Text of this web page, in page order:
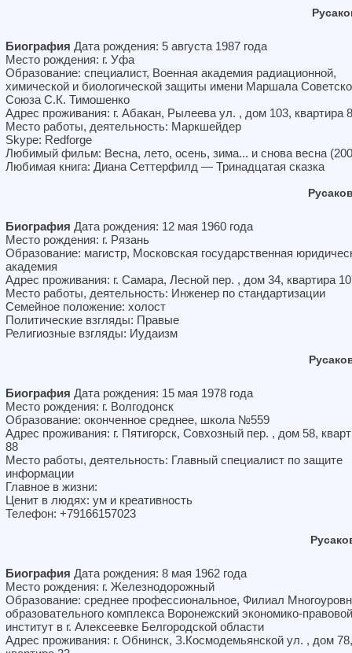
Биография Дата рождения: 5 августа 1987 года
Место рождения: г. Уфа
Образование: специалист, Военная академия радиационной,
химической и биологической защиты имени Маршала
Союза С.К. Тимошенко
Адрес проживания: г. Абакан, Рылеева ул. , дом 103, квартира
Место работы, деятельность: Маркшейдер
Skype: Redforge
Любимый фильм: Весна, лето, осень, зима... и снова весна
Любимая книга: Диана Сеттерфилд — Тринадцатая сказка
Биография Дата рождения: 12 мая 1960 года
Место рождения: г. Рязань
Образование: магистр, Московская государственная
академия
Адрес проживания: г. Самара, Лесной пер. , дом 34, квартира
Место работы, деятельность: Инженер по стандартизации
Семейное положение: холост
Политические взгляды: Правые
Религиозные взгляды: Иудаизм
Биография Дата рождения: 15 мая 1978 года
Место рождения: г. Волгодонск
Образование: оконченное среднее, школа №559
Адрес проживания: г. Пятигорск, Совхозный пер. , дом 58,
88
Место работы, деятельность: Главный специалист по защите
информации
Главное в жизни:
Ценит в людях: ум и креативность
Телефон: +79166157023
Биография Дата рождения: 8 мая 1962 года
Место рождения: г. Железнодорожный
Образование: среднее профессиональное, Филиал
образовательного комплекса Воронежский экономико-правовой
институт в г. Алексеевке Белгородской области
Адрес проживания: г. Обнинск, З.Космодемьянской ул. , дом 78,